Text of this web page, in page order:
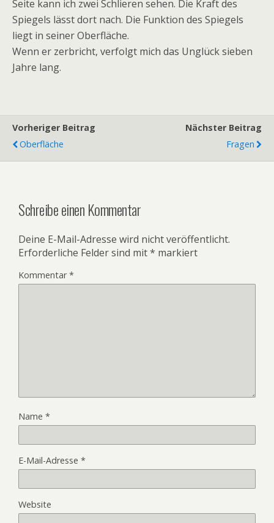
Seite kann ich zwei Schlieren sehen. Die Kraft des
Spiegels lässt dort nach. Die Funktion des Spiegels
liegt in seiner Oberfläche.
Wenn er zerbricht, verfolgt mich das Unglück sieben
Jahre lang.
Vorheriger Beitrag
Oberfläche
Nächster Beitrag
Fragen
Schreibe einen Kommentar
Deine E-Mail-Adresse wird nicht veröffentlicht.
Erforderliche Felder sind mit* markiert
Kommentar*
Name *
E-Mail-Adresse *
Website